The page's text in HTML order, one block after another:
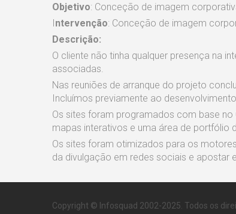
Objetivo: Conceção de imagem
Intervenção: Conceção de imagem
Descrição:
O cliente não tinha qualquer presença na
associadas.
Nas reuniões de arranque do projeto
Incluímos previamente ao
Os sites foram programados com base
mapas interativos e uma área de portfólio
Os sites foram otimizados para os
da divulgação em redes sociais e apostar
Copyright © Infosquad 2002-2025. Todos os